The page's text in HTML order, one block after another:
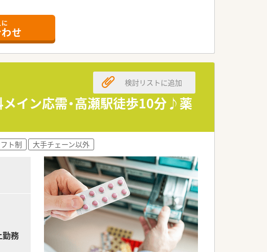
せ
イン応需・高瀬駅徒歩10分♪薬
検討リストに追加
ト制 大手チェーン以外
務